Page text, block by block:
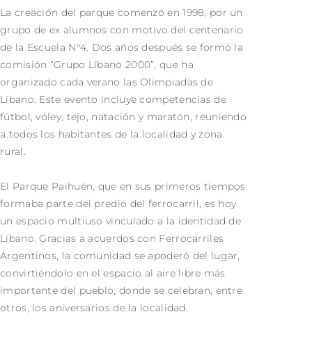
La creación del parque comenzó en 1998, por un
grupo de ex alumnos con motivo del centenario
de la Escuela N°4. Dos años después se formó la
comisión “Grupo Líbano 2000”, que ha
organizado cada verano las Olimpiadas de
Líbano. Este evento incluye competencias de
fútbol, vóley, tejo, natación y maratón, reuniendo
a todos los habitantes de la localidad y zona
rural.
El Parque Paihuén, que en sus primeros tiempos
formaba parte del predio del ferrocarril, es hoy
un espacio multiuso vinculado a la identidad de
Líbano. Gracias a acuerdos con Ferrocarriles
Argentinos, la comunidad se apoderó del lugar,
convirtiéndolo en el espacio al aire libre más
importante del pueblo, donde se celebran, entre
otros, los aniversarios de la localidad.